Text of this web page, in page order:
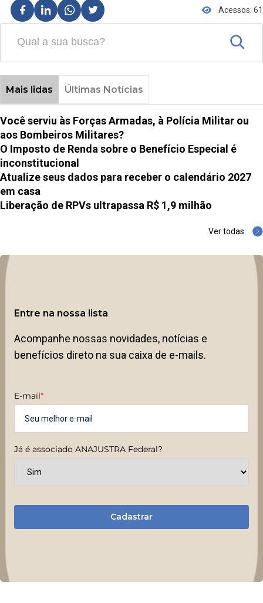
Acessos: 61
Mais lidas Últimas Notícias
Você serviu às Forças Armadas, à Polícia Militar ou
aos Bombeiros Militares?
O Imposto de Renda sobre o Benefício Especial é
inconstitucional
Atualize seus dados para receber o calendário 2027
em casa
Liberação de RPVs ultrapassa R$ 1,9 milhão
Ver todas
Entre na nossa lista
Acompanhe nossas novidades, notícias e
benefícios direto na sua caixa de e-mails.
E-mail*
Já é associado ANAJUSTRA Federal?
Cadastrar